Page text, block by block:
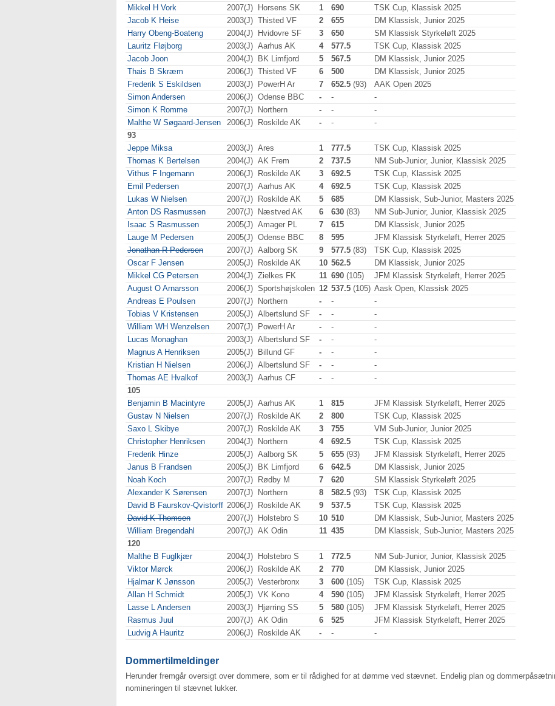
Mikkel H Vork
2007(J) Horsens SK 1 690
TSK Cup, Klassisk 2025
Jacob K Heise
2003(J) Thisted VF 2 655
DM Klassisk, Junior 2025
Harry Obeng-Boateng
2004(J) Hvidovre SF 3 650
SM Klassisk Styrkeløft 2025
Lauritz Fløjborg
2003(J) Aarhus AK 4 577.5
TSK Cup, Klassisk 2025
Jacob Joon
2004(J) BK Limfjord 5 567.5
DM Klassisk, Junior 2025
Thais B Skræm
2006(J) Thisted VF 6 500
DM Klassisk, Junior 2025
Frederik S Eskildsen
2003(J) PowerH Ar 7 652.5 (93)
AAK Open 2025
Simon Andersen
2006(J) Odense BBC - -
-
Simon K Romme
2007(J) Northern - -
-
Malthe W Søgaard-Jensen
2006(J) Roskilde AK - -
-
93
Jeppe Miksa
2003(J) Ares 1 777.5
TSK Cup, Klassisk 2025
Thomas K Bertelsen
2004(J) AK Frem 2 737.5
NM Sub-Junior, Junior, Klassisk 2025
Vithus F Ingemann
2006(J) Roskilde AK 3 692.5
TSK Cup, Klassisk 2025
Emil Pedersen
2007(J) Aarhus AK 4 692.5
TSK Cup, Klassisk 2025
Lukas W Nielsen
2007(J) Roskilde AK 5 685
DM Klassisk, Sub-Junior, Masters 2025
Anton DS Rasmussen
2007(J) Næstved AK 6 630 (83)
NM Sub-Junior, Junior, Klassisk 2025
Isaac S Rasmussen
2005(J) Amager PL 7 615
DM Klassisk, Junior 2025
Lauge M Pedersen
2005(J) Odense BBC 8 595
JFM Klassisk Styrkeløft, Herrer 2025
Jonathan R Pedersen
2007(J) Aalborg SK 9 577.5 (83)
TSK Cup, Klassisk 2025
Oscar F Jensen
2005(J) Roskilde AK 10 562.5
DM Klassisk, Junior 2025
Mikkel CG Petersen
2004(J) Zielkes FK 11 690 (105)
JFM Klassisk Styrkeløft, Herrer 2025
August O Arnarsson
2006(J) Sportshøjskolen 12 537.5 (105) Aask Open, Klassisk 2025
Andreas E Poulsen
2007(J) Northern - -
-
Tobias V Kristensen
2005(J) Albertslund SF - -
-
William WH Wenzelsen
2007(J) PowerH Ar - -
-
Lucas Monaghan
2003(J) Albertslund SF - -
-
Magnus A Henriksen
2005(J) Billund GF - -
-
Kristian H Nielsen
2006(J) Albertslund SF - -
-
Thomas AE Hvalkof
2003(J) Aarhus CF - -
-
105
Benjamin B Macintyre
2005(J) Aarhus AK 1 815
JFM Klassisk Styrkeløft, Herrer 2025
Gustav N Nielsen
2007(J) Roskilde AK 2 800
TSK Cup, Klassisk 2025
Saxo L Skibye
2007(J) Roskilde AK 3 755
VM Sub-Junior, Junior 2025
Christopher Henriksen
2004(J) Northern 4 692.5
TSK Cup, Klassisk 2025
Frederik Hinze
2005(J) Aalborg SK 5 655 (93)
JFM Klassisk Styrkeløft, Herrer 2025
Janus B Frandsen
2005(J) BK Limfjord 6 642.5
DM Klassisk, Junior 2025
Noah Koch
2007(J) Rødby M 7 620
SM Klassisk Styrkeløft 2025
Alexander K Sørensen
2007(J) Northern 8 582.5 (93)
TSK Cup, Klassisk 2025
David B Faurskov-Qvistorff 2006(J) Roskilde AK 9 537.5
TSK Cup, Klassisk 2025
David K Thomsen
2007(J) Holstebro S 10 510
DM Klassisk, Sub-Junior, Masters 2025
William Bregendahl
2007(J) AK Odin 11 435
DM Klassisk, Sub-Junior, Masters 2025
120
Malthe B Fuglkjær
2004(J) Holstebro S 1 772.5
NM Sub-Junior, Junior, Klassisk 2025
Viktor Mørck
2006(J) Roskilde AK 2 770
DM Klassisk, Junior 2025
Hjalmar K Jønsson
2005(J) Vesterbronx 3 600 (105)
TSK Cup, Klassisk 2025
Allan H Schmidt
2005(J) VK Kono 4 590 (105)
JFM Klassisk Styrkeløft, Herrer 2025
Lasse L Andersen
2003(J) Hjørring SS 5 580 (105)
JFM Klassisk Styrkeløft, Herrer 2025
Rasmus Juul
2007(J) AK Odin 6 525
JFM Klassisk Styrkeløft, Herrer 2025
Ludvig A Hauritz
2006(J) Roskilde AK - - -
Dommertilmeldinger
Herunder fremgår oversigt over dommere, som er til rådighed for at dømme ved stævnet. Endelig plan og
nomineringen til stævnet lukker.